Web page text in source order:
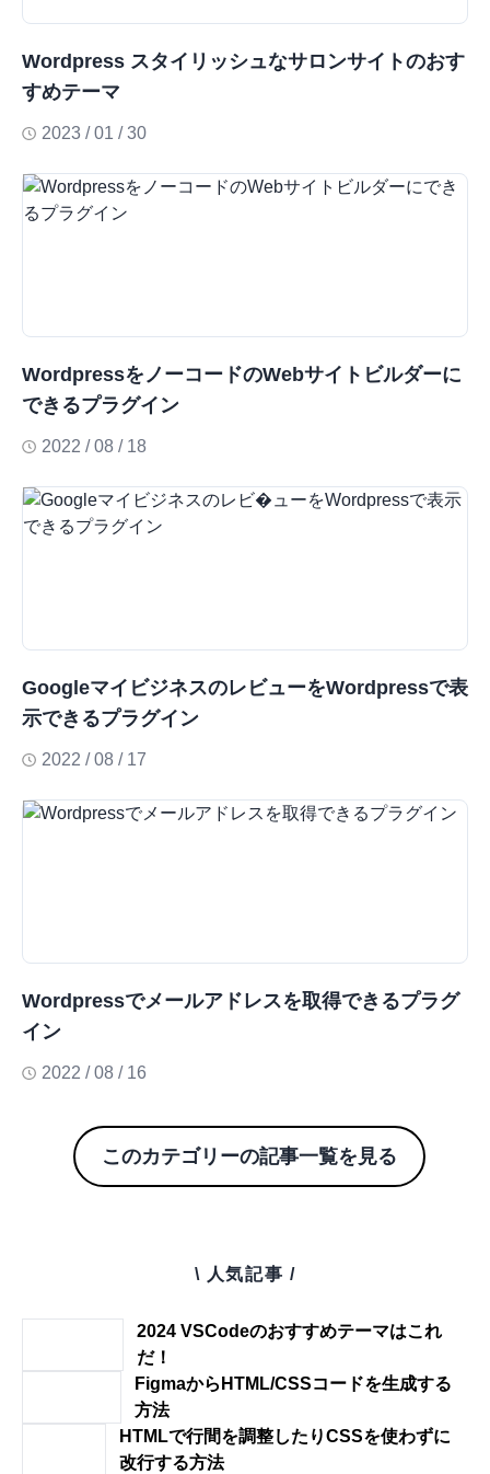
Wordpress スタイリッシュなサロンサイトのおす
すめテーマ
2023 / 01 / 30
WordpressをノーコードのWebサイトビルダーに
できるプラグイン
2022 / 08 / 18
GoogleマイビジネスのレビューをWordpressで表
示できるプラグイン
2022 / 08 / 17
Wordpressでメールアドレスを取得できるプラグ
イン
2022 / 08 / 16
このカテゴリーの記事一覧を見る
\ 人気記事 /
2024 VSCodeのおすすめテーマはこれ
だ！
FigmaからHTML/CSSコードを生成する
方法
HTMLで行間を調整したりCSSを使わずに
改行する方法